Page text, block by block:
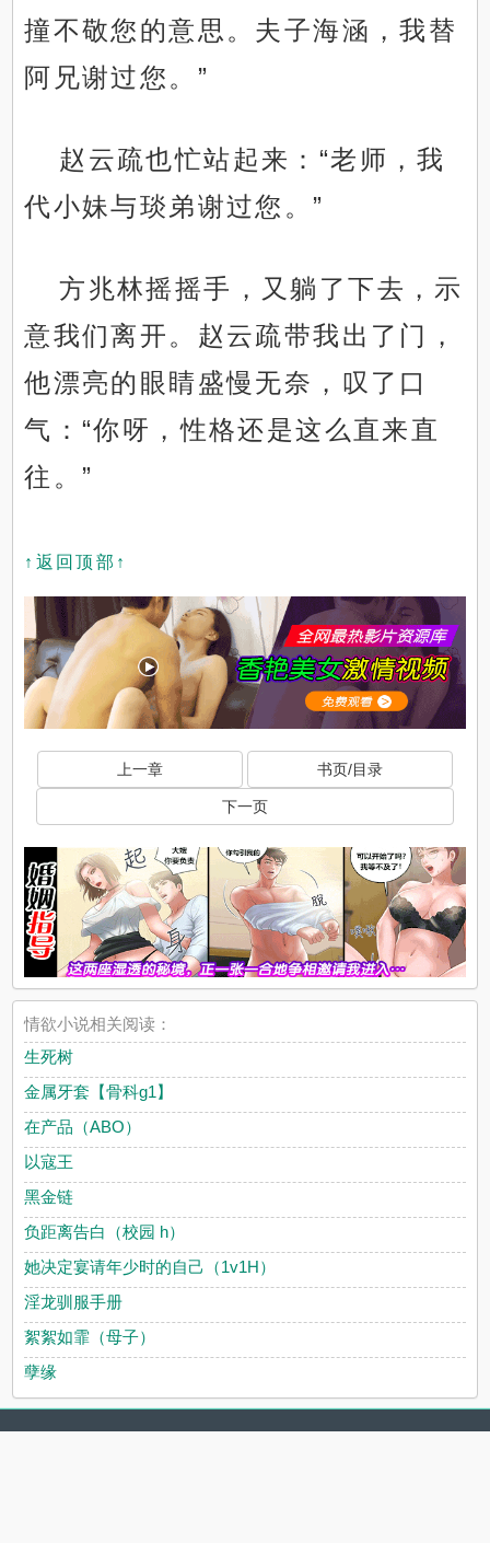
撞不敬您的意思。夫子海涵，我替
阿兄谢过您。”
赵云疏也忙站起来：“老师，我
代小妹与琰弟谢过您。”
方兆林摇摇手，又躺了下去，示
意我们离开。赵云疏带我出了门，
他漂亮的眼睛盛慢无奈，叹了口
气：“你呀，性格还是这么直来直
往。”
↑返回顶部↑
上一章 书页/目录
下一页
情欲小说相关阅读：
生死树
金属牙套【骨科g1】
在产品（ABO）
以寇王
黑金链
负距离告白（校园 h）
她决定宴请年少时的自己（1v1H）
淫龙驯服手册
絮絮如霏（母子）
孽缘